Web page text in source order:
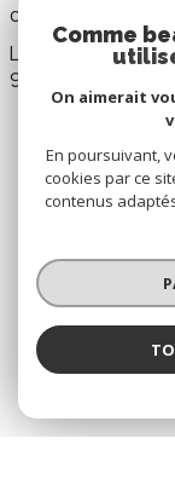
Lundi au vendredi
9h00 - 12h00 /
Comme
On aimerait
En poursuivant,
cookies par ce
contenus